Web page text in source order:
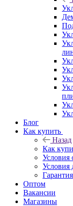
Блог
Как купить
Назад
Как
Условия
Условия
Оптом
Вакансии
Магазины